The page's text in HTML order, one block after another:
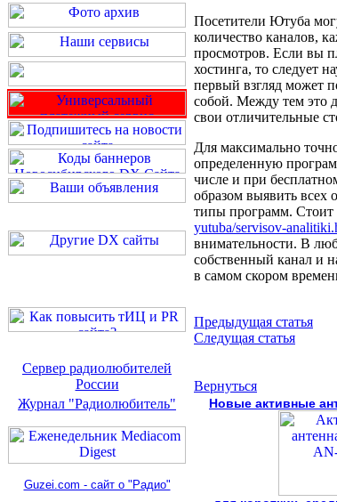
Посетители Ютуба
количество каналов,
просмотров. Если вы
хостинга, то следует
первый взгляд может
собой. Между тем это
свои отличительные
Для максимально
определенную
числе и при
образом выявить всех
типы программ. Стоит
yutuba/servisov-
внимательности. В
собственный канал и
в самом скором
Предыдущая статья
Следущая статья
Вернуться
Сервер радиолюбителей
России
Журнал "Радиолюбитель"
Guzei.com - сайт о "Радио"
Новые активные